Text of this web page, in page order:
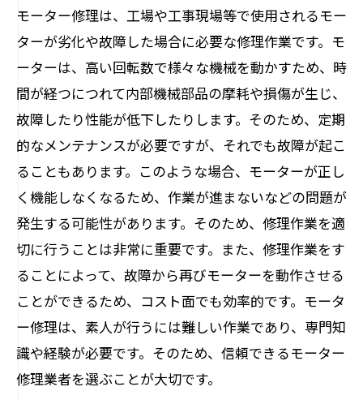
モーター修理は、工場や工事現場等で使用されるモー
ターが劣化や故障した場合に必要な修理作業です。モ
ーターは、高い回転数で様々な機械を動かすため、時
間が経つにつれて内部機械部品の摩耗や損傷が生じ、
故障したり性能が低下したりします。そのため、定期
的なメンテナンスが必要ですが、それでも故障が起こ
ることもあります。このような場合、モーターが正し
く機能しなくなるため、作業が進まないなどの問題が
発生する可能性があります。そのため、修理作業を適
切に行うことは非常に重要です。また、修理作業をす
ることによって、故障から再びモーターを動作させる
ことができるため、コスト面でも効率的です。モータ
ー修理は、素人が行うには難しい作業であり、専門知
識や経験が必要です。そのため、信頼できるモーター
修理業者を選ぶことが大切です。